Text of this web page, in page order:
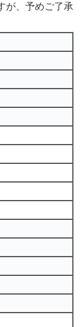
が、予めご了承